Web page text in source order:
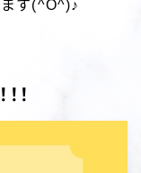
す(^O^)♪
！